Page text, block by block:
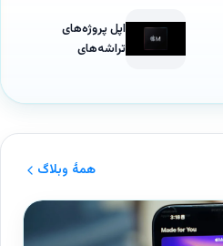
اپل پروژه‌های
تراشه‌های
کرد
همهٔ وبلاگ